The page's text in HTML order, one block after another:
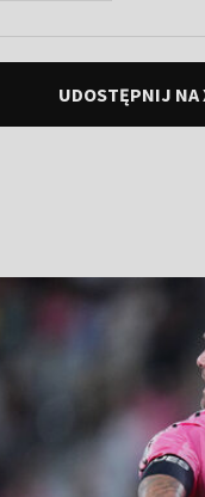
UDOSTĘPNIJ NA